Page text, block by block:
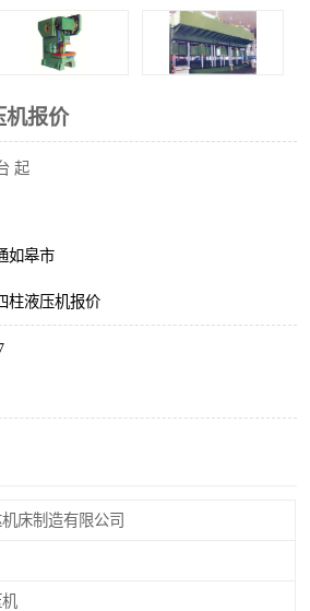
机报价
起
如皋市
柱液压机报价
床制造有限公司